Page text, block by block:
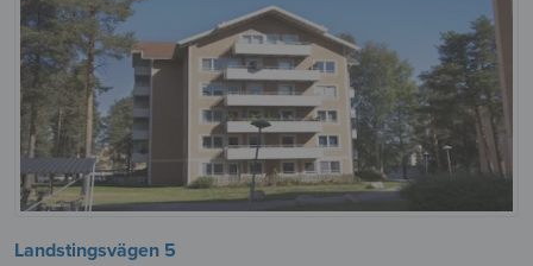
Landstingsvägen 5